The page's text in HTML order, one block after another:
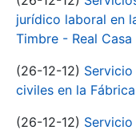
jurídico laboral en
Timbre - Real
(26-12-12)
civiles en la
(26-12-12)